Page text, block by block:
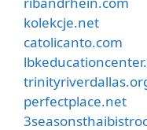
kolekcje.net
catolicanto.com
perfectplace.net